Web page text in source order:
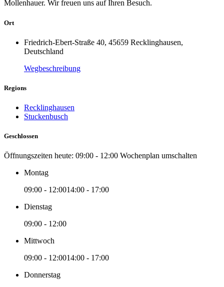
Mollenhauer. Wir freuen uns auf Ihren Besuch.
Ort
Friedrich-Ebert-Straße 40, 45659 Recklinghausen,
Deutschland
Wegbeschreibung
Regions
Recklinghausen
Stuckenbusch
Geschlossen
Öffnungszeiten heute: 09:00 - 12:00 Wochenplan umschalten
Montag
09:00 - 12:0014:00 - 17:00
Dienstag
09:00 - 12:00
Mittwoch
09:00 - 12:0014:00 - 17:00
Donnerstag